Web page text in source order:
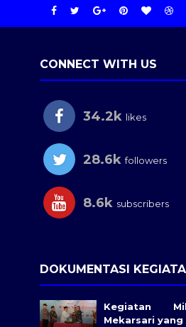
CONNECT WITH US
34.2k likes
28.6k followers
8.6k subscribers
DOKUMENTASI
Kegiatan
Mekarsari